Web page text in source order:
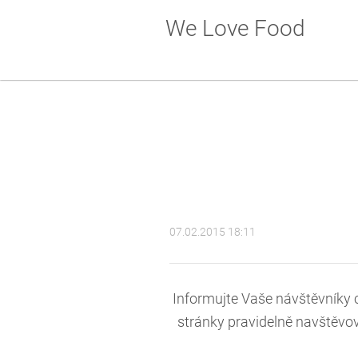
We Love Food
07.02.2015 18:11
Informujte Vaše
stránky pravidelně